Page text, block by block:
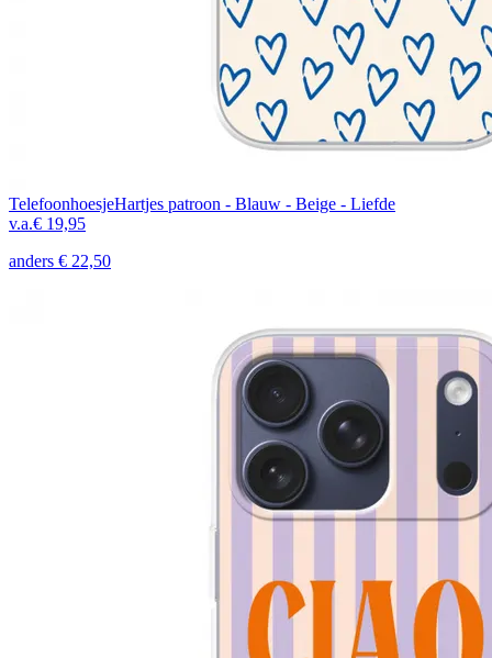
TelefoonhoesjeHartjes patroon - Blauw - Beige - Liefde
v.a.€ 19,95
anders € 22,50